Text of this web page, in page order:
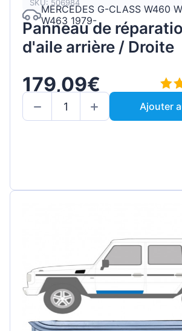
SKU: 506984
MERCEDES G-CLASS W460
W463 1979-
Panneau de
d'aile arrière / Droite
179,09€
Ajouter